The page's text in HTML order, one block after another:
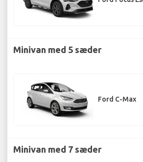
Minivan med 5 sæder
Ford C-Max
Minivan med 7 sæder